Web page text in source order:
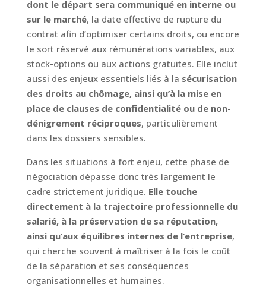
dont le départ sera communiqué en interne ou
sur le marché, la date effective de rupture du
contrat afin d’optimiser certains droits, ou encore
le sort réservé aux rémunérations variables, aux
stock-options ou aux actions gratuites. Elle inclut
aussi des enjeux essentiels liés à la sécurisation
des droits au chômage, ainsi qu’à la mise en
place de clauses de confidentialité ou de non-
dénigrement réciproques, particulièrement
dans les dossiers sensibles.
Dans les situations à fort enjeu, cette phase de
négociation dépasse donc très largement le
cadre strictement juridique. Elle touche
directement à la trajectoire professionnelle du
salarié, à la préservation de sa réputation,
ainsi qu’aux équilibres internes de l’entreprise,
qui cherche souvent à maîtriser à la fois le coût
de la séparation et ses conséquences
organisationnelles et humaines.